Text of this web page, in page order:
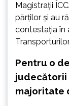
Magistrații
părților și au
contestația în
Pentru o
judecătorii
majoritate